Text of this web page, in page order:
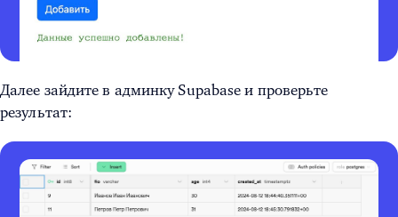
Далее зайдите в админку Supabase и проверьте
результат: